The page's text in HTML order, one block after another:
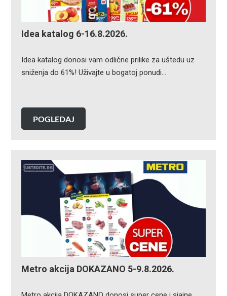
Idea katalog 6-16.8.2026.
Idea katalog donosi vam odlične prilike za uštedu uz
sniženja do 61%! Uživajte u bogatoj ponudi…
POGLEDAJ
Metro akcija DOKAZANO 5-9.8.2026.